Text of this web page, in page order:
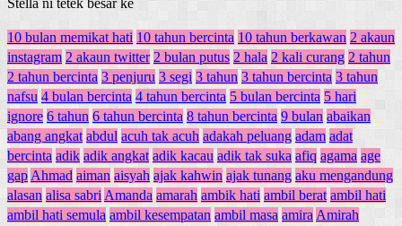
Stella ni tetek besar ke
10 bulan memikat hati 10 tahun bercinta 10 tahun berkawan 2 akaun
instagram 2 akaun twitter 2 bulan putus 2 hala 2 kali curang 2 tahun
2 tahun bercinta 3 penjuru 3 segi 3 tahun 3 tahun bercinta 3 tahun
nafsu 4 bulan bercinta 4 tahun bercinta 5 bulan bercinta 5 hari
ignore 6 tahun 6 tahun bercinta 8 tahun bercinta 9 bulan abaikan
abang angkat abdul acuh tak acuh adakah peluang adam adat
bercinta adik adik angkat adik kacau adik tak suka afiq agama age
gap Ahmad aiman aisyah ajak kahwin ajak tunang aku mengandung
alasan alisa sabri Amanda amarah ambik hati ambil berat ambil hati
ambil hati semula ambil kesempatan ambil masa amira Amirah